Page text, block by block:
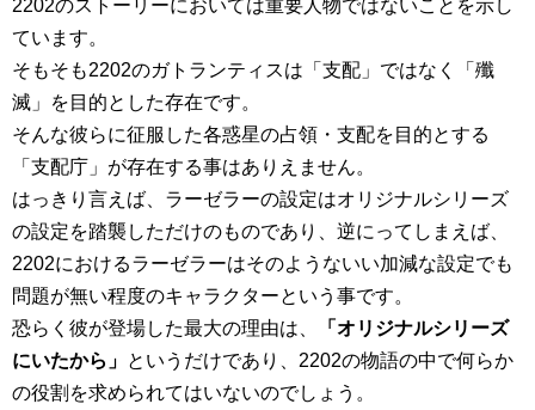
2202のストーリーにおいては重要人物ではないことを示し
ています。
そもそも2202のガトランティスは「支配」ではなく「殲
滅」を目的とした存在です。
そんな彼らに征服した各惑星の占領・支配を目的とする
「支配庁」が存在する事はありえません。
はっきり言えば、ラーゼラーの設定はオリジナルシリーズ
の設定を踏襲しただけのものであり、逆にってしまえば、
2202におけるラーゼラーはそのようないい加減な設定でも
問題が無い程度のキャラクターという事です。
恐らく彼が登場した最大の理由は、
「オリジナルシリーズ
にいたから」 というだけであり、2202の物語の中で何らか
の役割を求められてはいないのでしょう。